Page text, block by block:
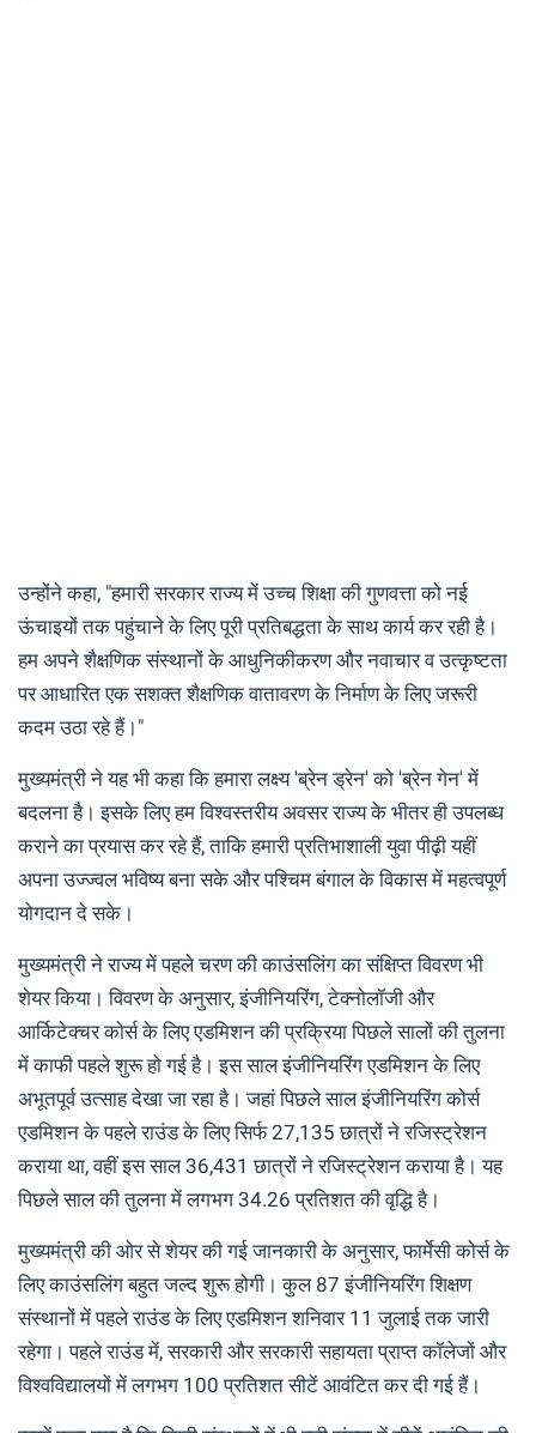
उन्होंने कहा, "हमारी सरकार राज्य में उच्च शिक्षा की गुणवत्ता को नई
ऊंचाइयों तक पहुंचाने के लिए पूरी प्रतिबद्धता के साथ कार्य कर रही है।
हम अपने शैक्षणिक संस्थानों के आधुनिकीकरण और नवाचार व उत्कृष्टता
पर आधारित एक सशक्त शैक्षणिक वातावरण के निर्माण के लिए जरूरी
कदम उठा रहे हैं।"
मुख्यमंत्री ने यह भी कहा कि हमारा लक्ष्य 'ब्रेन ड्रेन' को 'ब्रेन गेन' में
बदलना है। इसके लिए हम विश्वस्तरीय अवसर राज्य के भीतर ही उपलब्ध
कराने का प्रयास कर रहे हैं, ताकि हमारी प्रतिभाशाली युवा पीढ़ी यहीं
अपना उज्ज्वल भविष्य बना सके और पश्चिम बंगाल के विकास में महत्वपूर्ण
योगदान दे सके।
मुख्यमंत्री ने राज्य में पहले चरण की काउंसलिंग का संक्षिप्त विवरण भी
शेयर किया। विवरण के अनुसार, इंजीनियरिंग, टेक्नोलॉजी और
आर्किटेक्चर कोर्स के लिए एडमिशन की प्रक्रिया पिछले सालों की तुलना
में काफी पहले शुरू हो गई है। इस साल इंजीनियरिंग एडमिशन के लिए
अभूतपूर्व उत्साह देखा जा रहा है। जहां पिछले साल इंजीनियरिंग कोर्स
एडमिशन के पहले राउंड के लिए सिर्फ 27,135 छात्रों ने रजिस्ट्रेशन
कराया था, वहीं इस साल 36,431 छात्रों ने रजिस्ट्रेशन कराया है। यह
पिछले साल की तुलना में लगभग 34.26 प्रतिशत की वृद्धि है।
मुख्यमंत्री की ओर से शेयर की गई जानकारी के अनुसार, फार्मेसी कोर्स के
लिए काउंसलिंग बहुत जल्द शुरू होगी। कुल 87 इंजीनियरिंग शिक्षण
संस्थानों में पहले राउंड के लिए एडमिशन शनिवार 11 जुलाई तक जारी
रहेगा। पहले राउंड में, सरकारी और सरकारी सहायता प्राप्त कॉलेजों और
विश्वविद्यालयों में लगभग 100 प्रतिशत सीटें आवंटित कर दी गई हैं।